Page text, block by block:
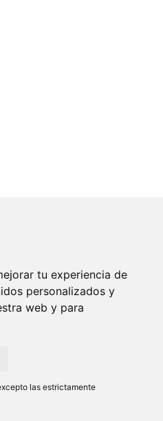
tu experiencia de
personalizados y
web y para
las estrictamente